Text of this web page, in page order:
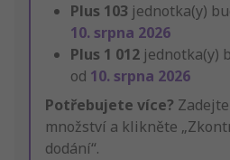
Plus 103 jednotka(y)
10. srpna 2026
Plus 1 012 jednotka(y)
od 10. srpna 2026
Potřebujete více?
množství a klikněte
dodání“.